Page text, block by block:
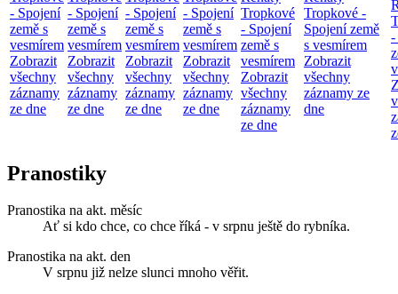
- Spojení
země s
vesmírem
Zobrazit
všechny
záznamy
ze dne
- Spojení
země s
vesmírem
Zobrazit
všechny
záznamy
ze dne
- Spojení
země s
vesmírem
Zobrazit
všechny
záznamy
ze dne
- Spojení
země s
vesmírem
Zobrazit
všechny
záznamy
ze dne
Tropkové
- Spojení
země s
vesmírem
Zobrazit
všechny
záznamy
ze dne
Tropkové -
Spojení země
s vesmírem
Zobrazit
všechny
záznamy ze
dne
-
Pranostiky
Pranostika na akt. měsíc
Ať si kdo chce, co chce říká - v srpnu ještě do rybníka.
Pranostika na akt. den
V srpnu již nelze slunci mnoho věřit.